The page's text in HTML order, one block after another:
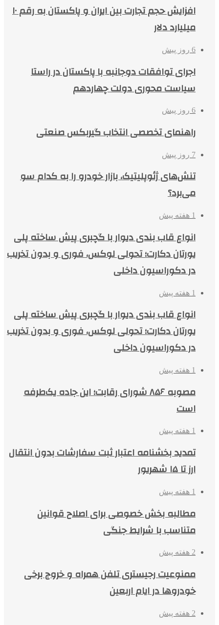
افزایش حجم تجارت بین ایران و پاکستان به رقم ۱۰
میلیارد دلار
6 روز پیش
اجرای توافقات دوجانبه با پاکستان در راستا
سیاست محوری دولت چهاردهم
6 روز پیش
راهنمای تخصصی انتخاب گیربکس صنعتی
7 روز پیش
تنش‌های ژئوپلیتیک، بازار خودرو را به کدام سو
می‌برد؟
1 هفته پیش
انواع قاب بندی دیوار با گچبری پیش ساخته پلی
یورتان دکارت؛ تحولی لوکس، فوری و بدون تخریب
در دکوراسیون داخلی
1 هفته پیش
انواع قاب بندی دیوار با گچبری پیش ساخته پلی
یورتان دکارت؛ تحولی لوکس، فوری و بدون تخریب
در دکوراسیون داخلی
1 هفته پیش
مصوبه ۸۵۶ شورای رقابت؛ این جاده یک‌طرفه
است
1 هفته پیش
تمدید بخشنامه اعتبار ثبت سفارشات بدون انتقال
ارز تا ۱۵ شهریور
1 هفته پیش
مطالبه بخش خصوصی برای اصلاح قوانین
متناسب با شرایط جنگی
2 هفته پیش
ممنوعیت رجیستری تلفن همراه و خروج برخی
خودروها در ایام اربعین
2 هفته پیش